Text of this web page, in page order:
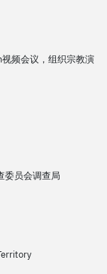
频会议，组织宗教演
委员会调查局